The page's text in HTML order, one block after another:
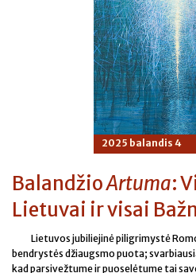
2025 balandis 4
BalandžioArtuma:
Lietuvai ir visai
Lietuvos jubiliejinė piligrimystė
bendrystės džiaugsmo puota;
kad parsivežtume ir puoselėtume tai